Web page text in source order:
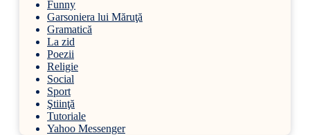
Funny
Garsoniera lui Măruţă
Gramatică
La zid
Poezii
Religie
Social
Sport
Ştiinţă
Tutoriale
Yahoo Messenger